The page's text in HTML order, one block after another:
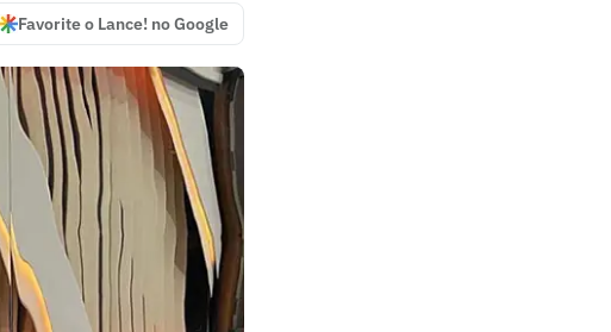
Favorite o Lance! no Google